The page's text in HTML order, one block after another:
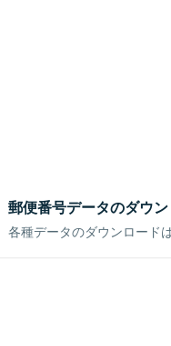
郵便番号データのダウ
各種データのダウンロード